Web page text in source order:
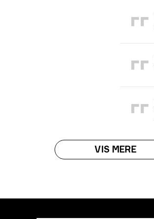
VIS MERE